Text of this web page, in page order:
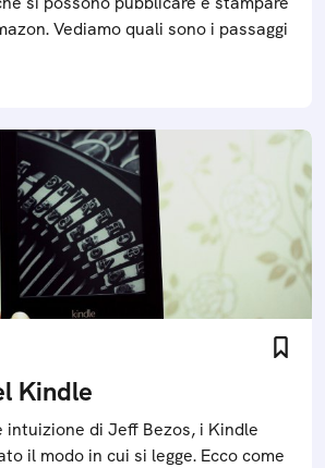
Vediamo quali sono i passaggi
Kindle
intuizione di Jeff Bezos, i Kindle
il modo in cui si legge. Ecco come